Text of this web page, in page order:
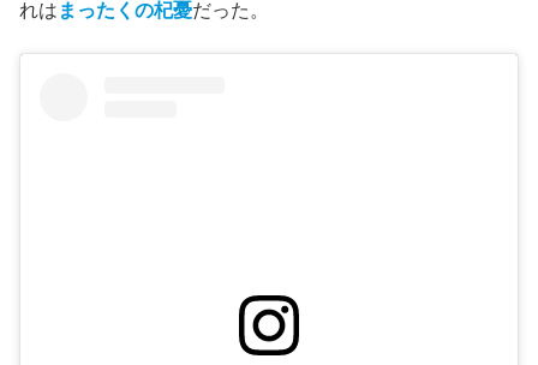
れは まったくの杞憂だった。